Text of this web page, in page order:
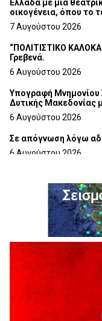
Ελλάδα με μια
οικογένεια,
7 Αυγούστου 2026
“ΠΟΛΙΤΙΣΤΙΚΟ
Γρεβενά.
6 Αυγούστου 2026
Υπογραφή Μνημονίου
Δυτικής Μακεδονίας
6 Αυγούστου 2026
Σε απόγνωση λόγω
6 Αυγούστου 2026
6 Αυγούστου 2026
Ολοκληρώνεται η
6 Αυγούστου 2026
H παραδοχή λαθών
5 Αυγούστου 2026
Ο ΑΝΔΡΕΑΣ
ΓΡΕΒΕΝΩΝ
5 Αυγούστου 2026